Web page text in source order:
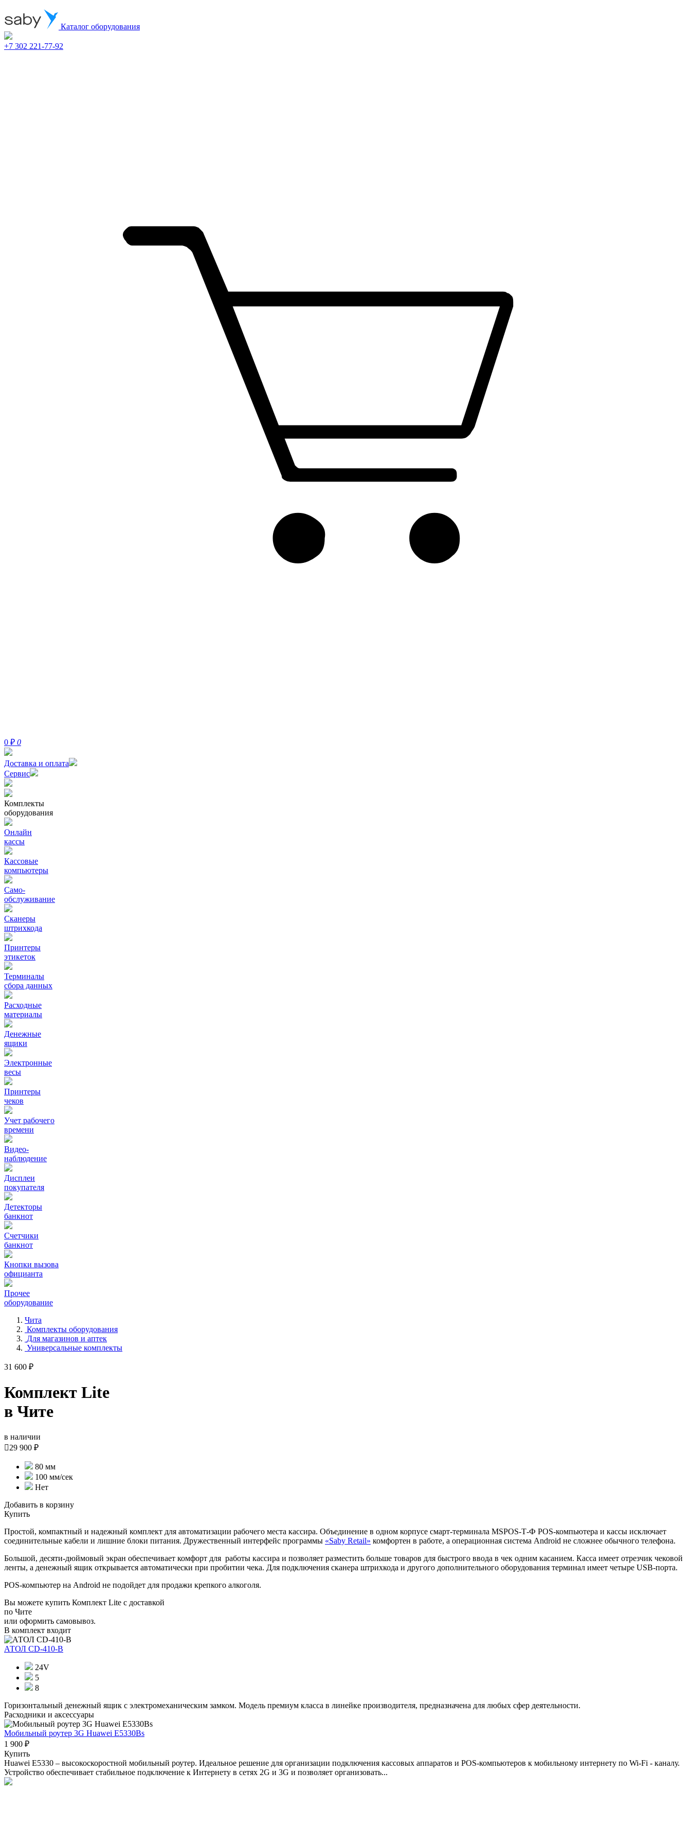
Каталог оборудования
+7 302 221-77-92
0 ₽ 0
Доставка и оплата
Сервис
Комплекты
оборудования
Онлайн
кассы
Кассовые
компьютеры
Само-
обслуживание
Сканеры
штрихкода
Принтеры
этикеток
Терминалы
сбора данных
Расходные
материалы
Денежные
ящики
Электронные
весы
Принтеры
чеков
Учет рабочего
времени
Видео‑
наблюдение
Дисплеи
покупателя
Детекторы
банкнот
Счетчики
банкнот
Кнопки вызова
официанта
Прочее
оборудование
Чита
Комплекты оборудования
Для магазинов и аптек
Универсальные комплекты
31 600 ₽
Комплект Lite
в Чите
в наличии
29 900 ₽
80 мм
100 мм/сек
Нет
Добавить в корзину
Купить
Простой, компактный и надежный комплект для автоматизации рабочего места кассира. Объединение в одном корпусе смарт-терминала MSPOS-Т-Ф POS-компьютера и кассы исключает
соединительные кабели и лишние блоки питания. Дружественный интерфейс программы «Saby Retail» комфортен в работе, а операционная система Android не сложнее обычного телефона.
Большой, десяти-дюймовый экран обеспечивает комфорт для работы кассира и позволяет разместить больше товаров для быстрого ввода в чек одним касанием. Касса имеет отрезчик чековой
ленты, а денежный ящик открывается автоматически при пробитии чека. Для подключения сканера штрихкода и другого дополнительного оборудования терминал имеет четыре USB-порта.
POS-компьютер на Android не подойдет для продажи крепкого алкоголя.
Вы можете купить Комплект Lite с доставкой
по Чите
или оформить самовывоз.
В комплект входит
АТОЛ CD-410-В
24V
5
8
Горизонтальный денежный ящик с электромеханическим замком. Модель премиум класса в линейке производителя, предназначена для любых сфер деятельности.
Расходники и аксессуары
Мобильный роутер 3G Huawei E5330Bs
1 900 ₽
Купить
Huawei E5330 – высокоскоростной мобильный роутер. Идеальное решение для организации подключения кассовых аппаратов и POS-компьютеров к мобильному интернету по Wi-Fi - каналу.
Устройство обеспечивает стабильное подключение к Интернету в сетях 2G и 3G и позволяет организовать...